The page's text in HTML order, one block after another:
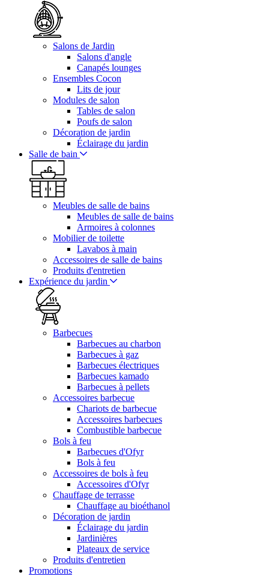
Salons de Jardin
Salons d'angle
Canapés lounges
Ensembles Cocon
Lits de jour
Modules de salon
Tables de salon
Poufs de salon
Décoration de jardin
Éclairage du jardin
Salle de bain
Meubles de salle de bains
Meubles de salle de bains
Armoires à colonnes
Mobilier de toilette
Lavabos à main
Accessoires de salle de bains
Produits d'entretien
Expérience du jardin
Barbecues
Barbecues au charbon
Barbecues à gaz
Barbecues électriques
Barbecues kamado
Barbecues à pellets
Accessoires barbecue
Chariots de barbecue
Accessoires barbecues
Combustible barbecue
Bols à feu
Barbecues d'Ofyr
Bols à feu
Accessoires de bols à feu
Accessoires d'Ofyr
Chauffage de terrasse
Chauffage au bioéthanol
Décoration de jardin
Éclairage du jardin
Jardinières
Plateaux de service
Produits d'entretien
Promotions